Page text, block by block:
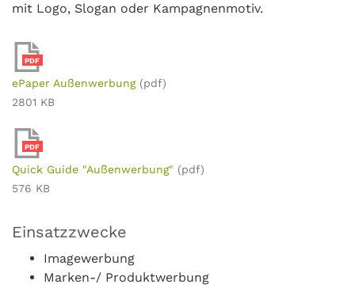
mit Logo, Slogan oder Kampagnenmotiv.
PDF
ePaper Außenwerbung (pdf)
2801 KB
PDF
Quick Guide "Außenwerbung" (pdf)
576 KB
Einsatzzwecke
Imagewerbung
Marken-/ Produktwerbung